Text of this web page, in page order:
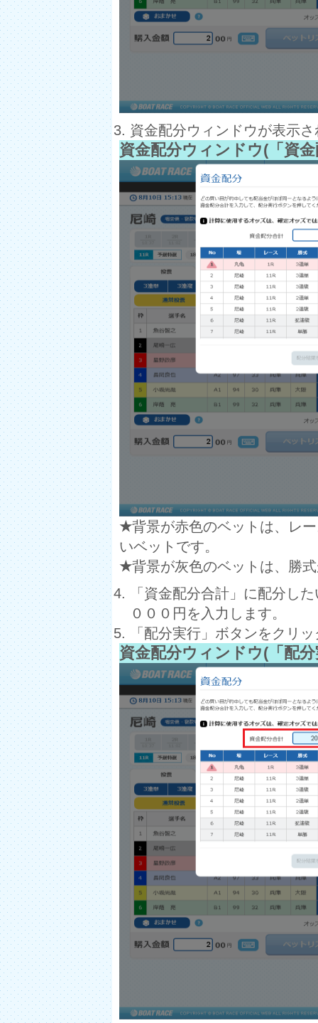
資金配分ウィンドウが表示
資金配分ウィンドウ(「資
★背景が赤色のベットは、レ
いベットです。
★背景が灰色のベットは、勝
「資金配分合計」に配分し
０００円を入力します。
「配分実行」ボタンをクリ
資金配分ウィンドウ(「配